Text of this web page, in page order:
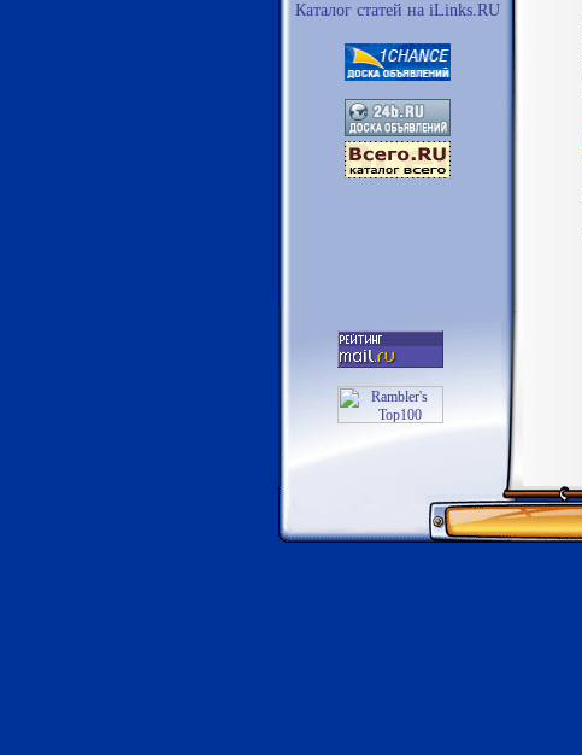
Каталог статей на iLinks.RU